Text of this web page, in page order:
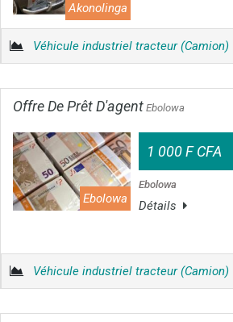
Akonolinga
Véhicule industriel tracteur (Camion)
Offre De Prêt D'agent Ebolowa
Ebolowa
1 000 F CFA
Ebolowa
Détails
Véhicule industriel tracteur (Camion)